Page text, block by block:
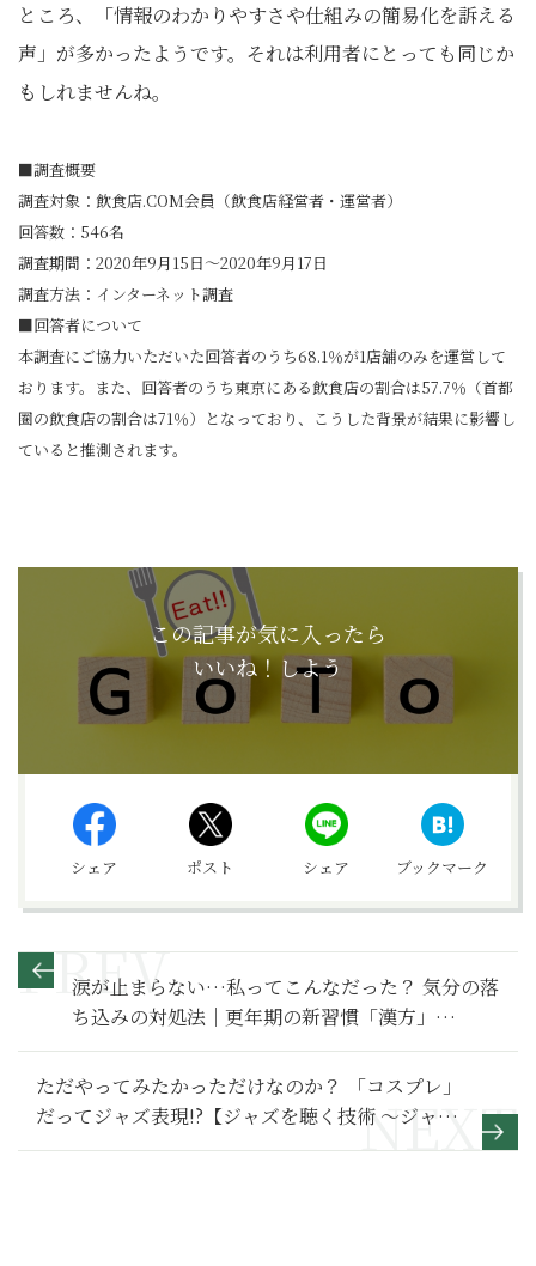
ところ、「情報のわかりやすさや仕組みの簡易化を訴える
声」が多かったようです。それは利用者にとっても同じか
もしれませんね。
■調査概要
調査対象：飲食店.COM会員（飲食店経営者・運営者）
回答数：546名
調査期間：2020年9月15日～2020年9月17日
調査方法：インターネット調査
■回答者について
本調査にご協力いただいた回答者のうち68.1％が1店舗のみを運営して
おります。また、回答者のうち東京にある飲食店の割合は57.7％（首都
圏の飲食店の割合は71％）となっており、こうした背景が結果に影響し
ていると推測されます。
この記事が気に入ったら
いいね！しよう
シェア ポスト シェア ブックマーク
涙が止まらない…私ってこんなだった？ 気分の落
ち込みの対処法｜更年期の新習慣「漢方」
Q&A（12）
ただやってみたかっただけなのか？ 「コスプレ」
だってジャズ表現!?【ジャズを聴く技術 〜ジャズ
「プロ・リスナー」への道74 】